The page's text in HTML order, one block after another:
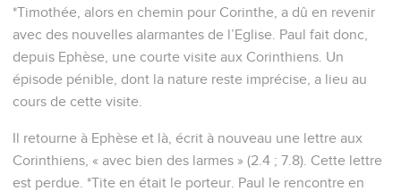
*Timothée, alors en chemin pour Corinthe, a dû en revenir
avec des nouvelles alarmantes de l’Eglise. Paul fait donc,
depuis Ephèse, une courte visite aux Corinthiens. Un
épisode pénible, dont la nature reste imprécise, a lieu au
cours de cette visite.
Il retourne à Ephèse et là, écrit à nouveau une lettre aux
Corinthiens, « avec bien des larmes » (2.4 ; 7.8). Cette lettre
est perdue. *Tite en était le porteur. Paul le rencontre en